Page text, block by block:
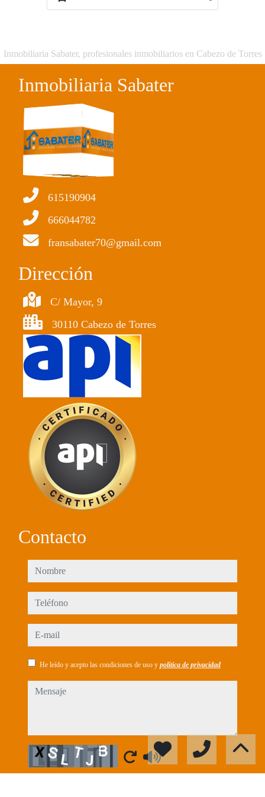
Inmobiliaria Sabater, profesionales inmobiliarios en Cabezo de Torres
Inmobiliaria Sabater
615190904
666044782
fransabater70@gmail.com
Dirección
C/ Mayor, 9
30110 Cabezo de Torres
Contacto
nombre
teléfono
e-mail
He leído y acepto las condiciones de uso y política de privacidad
mensaje
Captcha